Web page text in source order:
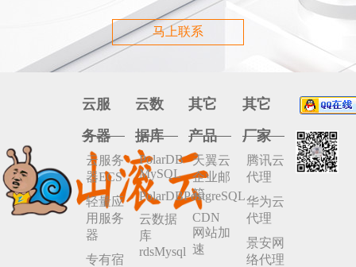
马上联系
云服
务器
云服务
器ECS
轻量应
用服务
器
专有宿
云数
据库
PolarDB
MySQL
PolarDBPostgreSQL
云数据
库
rdsMysql
其它
产品
天翼云
企业邮
箱
CDN
网站加
速
其它
厂家
腾讯云
代理
华为云
代理
景安网
络代理